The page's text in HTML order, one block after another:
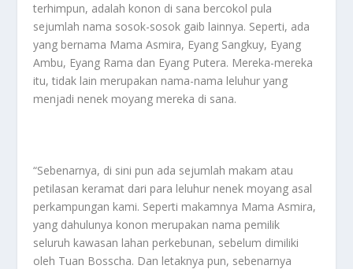
terhimpun, adalah konon di sana bercokol pula
sejumlah nama sosok-sosok gaib lainnya. Seperti, ada
yang bernama Mama Asmira, Eyang Sangkuy, Eyang
Ambu, Eyang Rama dan Eyang Putera. Mereka-mereka
itu, tidak lain merupakan nama-nama leluhur yang
menjadi nenek moyang mereka di sana.
“Sebenarnya, di sini pun ada sejumlah makam atau
petilasan keramat dari para leluhur nenek moyang asal
perkampungan kami. Seperti makamnya Mama Asmira,
yang dahulunya konon merupakan nama pemilik
seluruh kawasan lahan perkebunan, sebelum dimiliki
oleh Tuan Bosscha. Dan letaknya pun, sebenarnya